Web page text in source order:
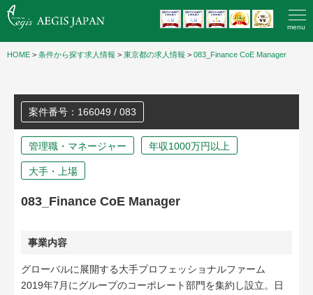
menu
HOME > 条件から探す求人情報 > 東京都の求人情報 > 083_Finance CoE Manager
案件番号：166049 / 083
管理職・マネージャー 年収1000万円以上
大手・上場
083_Finance CoE Manager
事業内容
グローバルに展開する大手プロフェッショナルファーム
2019年7月にグループのコーポレート部門を集約し設立。日